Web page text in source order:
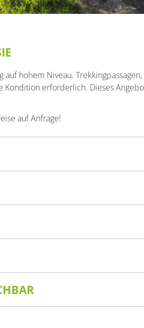
auf hohem Niveau.
Kondition erforderlich. Dieses
auf Anfrage!